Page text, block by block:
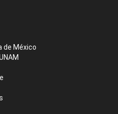
de México